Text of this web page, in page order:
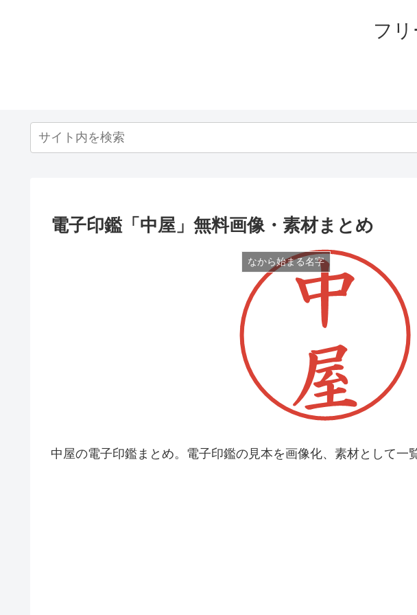
フ
電子印鑑「中屋」無料画像・素材まとめ
なから始まる名字
中屋の電子印鑑まとめ。電子印鑑の見本を画像化、素材として一